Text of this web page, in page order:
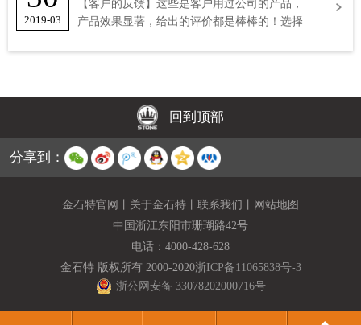
2019-03
【客户的反馈】这些是客户用过公司的产品，
产品效果显著，给出的评价都是棒棒的！选择
回到顶部
分享到：
金石特官网 关于金石特 联系我们
网站地图
中国浙江东阳市珊瑚路42号
电话： 4000-428-628
金石特 版权所有 2000-2020浙ICP备11065838号-3
浙公网安备 33078202000716号